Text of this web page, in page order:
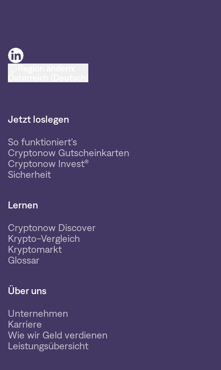
Jetzt loslegen
So funktioniert's
Cryptonow Gutscheinkarten
Cryptonow Invest®
Sicherheit
Lernen
Cryptonow Discover
Krypto-Vergleich
Kryptomarkt
Glossar
Über uns
Unternehmen
Karriere
Wie wir Geld verdienen
Leistungsübersicht